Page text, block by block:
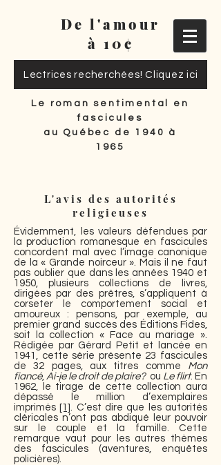
De l'amour
à 10¢
Lectrices recherchées! Cliquez ici
Le roman sentimental en
fascicules
au Québec de 1940 à
1965
L'avis des autorités
religieuses
Évidemment, les valeurs défendues par
la production romanesque en fascicules
concordent mal avec l’image canonique
de la « Grande noirceur ». Mais il ne faut
pas oublier que dans les années 1940 et
1950, plusieurs collections de livres,
dirigées par des prêtres, s’appliquent à
corseter le comportement social et
amoureux : pensons, par exemple, au
premier grand succès des Éditions Fides,
soit la collection « Face au mariage ».
Rédigée par Gérard Petit et lancée en
1941, cette série présente 23 fascicules
de 32 pages, aux titres comme Mon
fiancé, Ai-je le droit de plaire?ou Le flirt. En
1962, le tirage de cette collection aura
dépassé le million d’exemplaires
imprimés [1]. C’est dire que les autorités
cléricales n’ont pas abdiqué leur pouvoir
sur le couple et la famille. Cette
remarque vaut pour les autres thèmes
des fascicules (aventures, enquêtes
policières).